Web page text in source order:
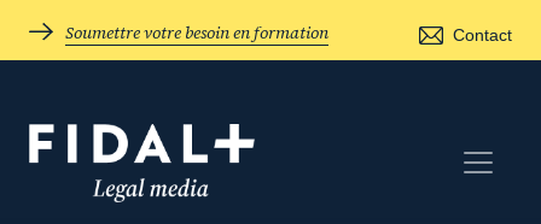
Soumettre votre besoin en formation Contact